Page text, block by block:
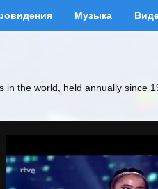
Музыка
in the world, held annually